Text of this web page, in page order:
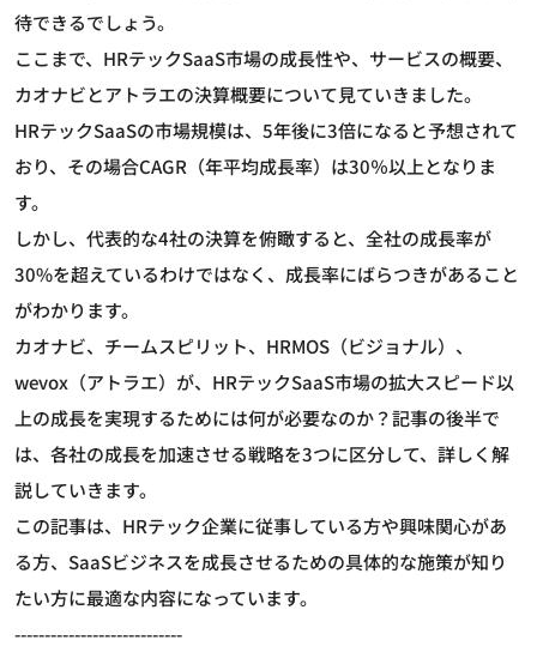
待できるでしょう。
ここまで、HRテックSaaS市場の成長性や、サービスの概要、
カオナビとアトラエの決算概要について見ていきました。
HRテックSaaSの市場規模は、5年後に3倍になると予想されて
おり、その場合CAGR（年平均成長率）は30％以上となりま
す。
しかし、代表的な4社の決算を俯瞰すると、全社の成長率が
30%を超えているわけではなく、成長率にばらつきがあること
がわかります。
カオナビ、チームスピリット、HRMOS（ビジョナル）、
wevox（アトラエ）が、HRテックSaaS市場の拡大スピード以
上の成長を実現するためには何が必要なのか？記事の後半で
は、各社の成長を加速させる戦略を3つに区分して、詳しく解
説していきます。
この記事は、HRテック企業に従事している方や興味関心があ
る方、SaaSビジネスを成長させるための具体的な施策が知り
たい方に最適な内容になっています。
----------------------------